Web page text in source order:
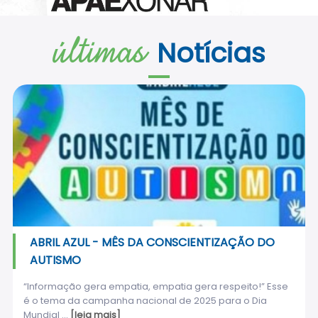
últimas Notícias
ABRIL AZUL - MÊS DA CONSCIENTIZAÇÃO DO
AUTISMO
“Informação gera empatia, empatia gera respeito!” Esse
é o tema da campanha nacional de 2025 para o Dia
Mundial ... [leia mais]